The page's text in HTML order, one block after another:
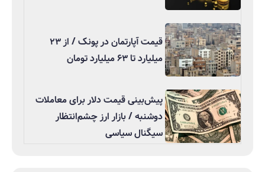
قیمت آپارتمان در پونک / از ۲۳
میلیارد تا ۶۳ میلیارد تومان
پیش‌بینی قیمت دلار برای معاملات
دوشنبه / بازار ارز چشم‌انتظار
سیگنال سیاسی